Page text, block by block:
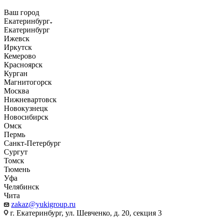
Ваш город
Екатеринбург
Екатеринбург
Ижевск
Иркутск
Кемерово
Красноярск
Курган
Магнитогорск
Москва
Нижневартовск
Новокузнецк
Новосибирск
Омск
Пермь
Санкт-Петербург
Сургут
Томск
Тюмень
Уфа
Челябинск
Чита
zakaz@yukigroup.ru
г. Екатеринбург, ул. Шевченко, д. 20, секция 3